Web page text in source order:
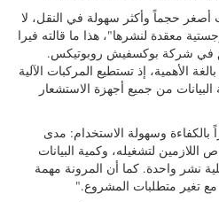
حجماً وأكثر سهولة في النقل، لا
معقدة لنشرها"، هذا ما قالته فيرا
في شركة بوكسفيش روبوتيكس.
الأهمية، إذ تستطيع المركبات الآلية
من جميع أجهزة الاستشعار
بالكفاءة وسهولة الاستخدام: مدى
لتشغيله، وكمية البيانات
نشر واحدة. كما أن المرونة مهمة
تغير متطلبات المشروع."